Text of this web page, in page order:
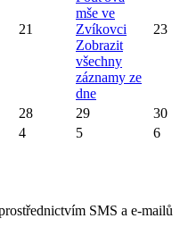
21
mše ve
Zvíkovci
Zobrazit
všechny
záznamy ze
dne
23
28 29
30
4 5 6
SMS a e-mailů